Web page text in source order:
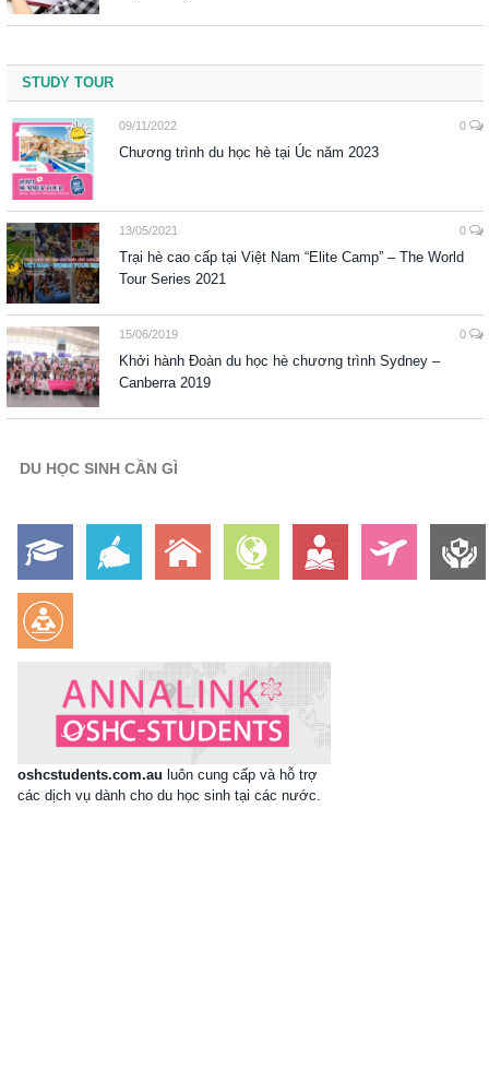
STUDY TOUR
09/11/2022 0
Chương trình du học hè tại Úc năm 2023
13/05/2021 0
Trại hè cao cấp tại Việt Nam “Elite Camp” – The World
Tour Series 2021
15/06/2019 0
Khởi hành Đoàn du học hè chương trình Sydney –
Canberra 2019
DU HỌC SINH CẦN GÌ
oshcstudents.com.au luôn cung cấp và hỗ trợ
các dịch vụ dành cho du học sinh tại các nước.